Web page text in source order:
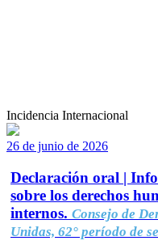
Incidencia Internacional
26 de junio de 2026
Declaración oral |
sobre los derechos
internos. Consejo de
Unidas, 62° período de